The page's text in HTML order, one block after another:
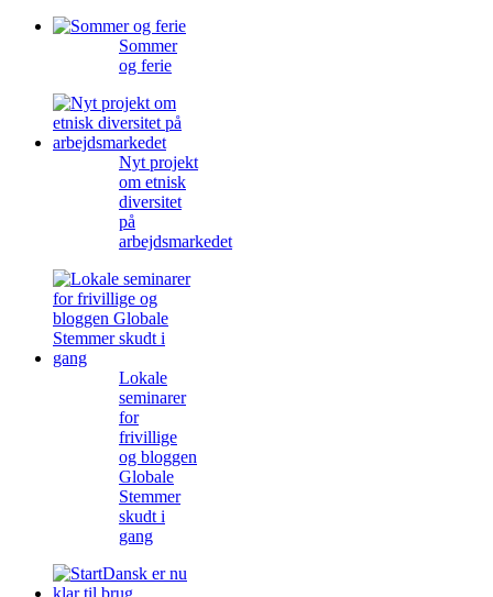
Sommer
og ferie
Nyt projekt
om etnisk
diversitet
på
arbejdsmarkedet
Lokale
seminarer
for
frivillige
og bloggen
Globale
Stemmer
skudt i
gang